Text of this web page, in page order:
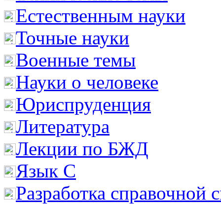
Естественным науки
Точные науки
Военные темы
Науки о человеке
Юриспруденция
Литература
Лекции по БЖД
Язык С
Разработка справочной